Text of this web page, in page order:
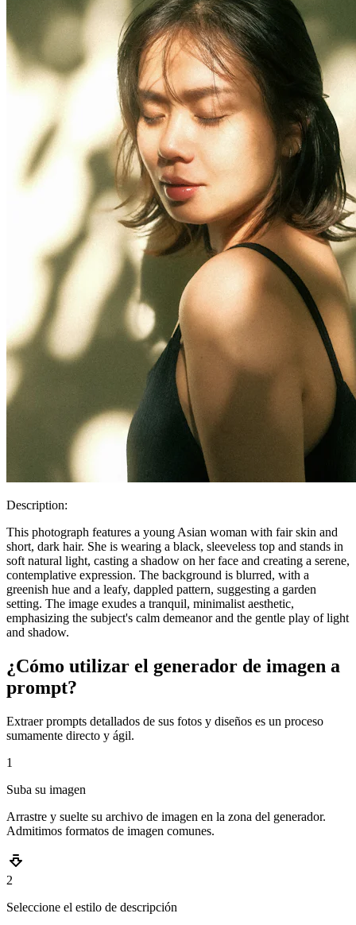
Description:
This photograph features a young Asian woman with fair skin and
short, dark hair. She is wearing a black, sleeveless top and stands in
soft natural light, casting a shadow on her face and creating a serene,
contemplative expression. The background is blurred, with a
greenish hue and a leafy, dappled pattern, suggesting a garden
setting. The image exudes a tranquil, minimalist aesthetic,
emphasizing the subject's calm demeanor and the gentle play of light
and shadow.
¿Cómo utilizar el generador de imagen a
prompt?
Extraer prompts detallados de sus fotos y diseños es un proceso
sumamente directo y ágil.
1
Suba su imagen
Arrastre y suelte su archivo de imagen en la zona del generador.
Admitimos formatos de imagen comunes.
2
Seleccione el estilo de descripción